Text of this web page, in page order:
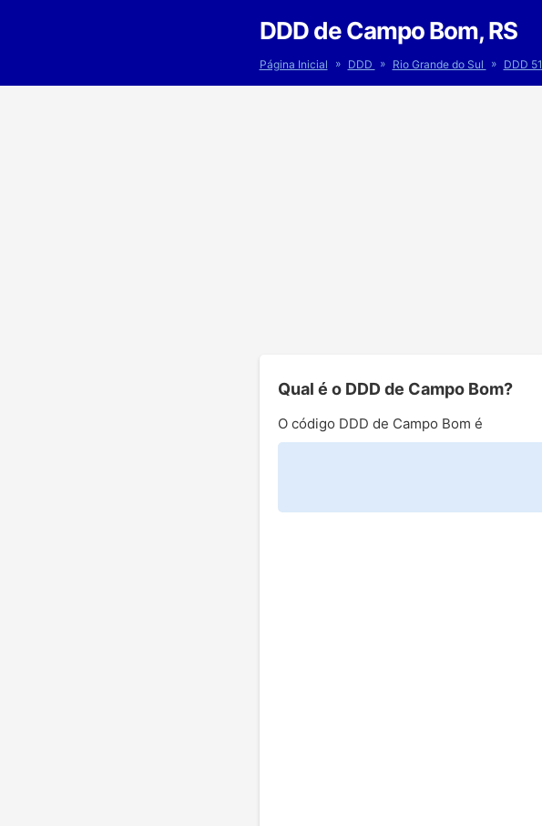
DDD de Campo Bom, RS
Página Inicial » DDD » Rio Grande do Sul » DDD 51
Qual é o DDD de Campo Bom?
O código DDD de Campo Bom é